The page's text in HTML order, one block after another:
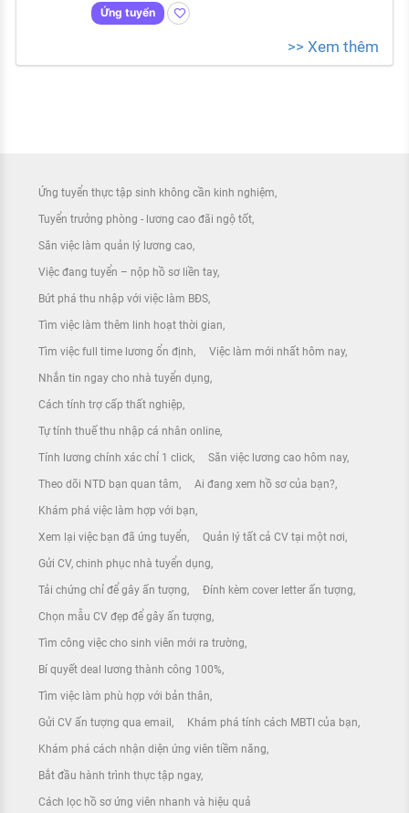
Ứng tuyển
>> Xem thêm
Ứng tuyển thực tập sinh không cần kinh nghiệm
Tuyển trưởng phòng - lương cao đãi ngộ tốt
Săn việc làm quản lý lương cao
Việc đang tuyển – nộp hồ sơ liền tay
Bứt phá thu nhập với việc làm BĐS
Tìm việc làm thêm linh hoạt thời gian
Tìm việc full time lương ổn định Việc làm mới nhất hôm nay
Nhắn tin ngay cho nhà tuyển dụng
Cách tính trợ cấp thất nghiệp
Tự tính thuế thu nhập cá nhân online
Tính lương chính xác chỉ 1 click Săn việc lương cao hôm nay
Theo dõi NTD bạn quan tâm Ai đang xem hồ sơ của bạn?
Khám phá việc làm hợp với bạn
Xem lại việc bạn đã ứng tuyển Quản lý tất cả CV tại một nơi
Gửi CV, chinh phục nhà tuyển dụng
Tải chứng chỉ để gây ấn tượng Đính kèm cover letter ấn tượng
Chọn mẫu CV đẹp để gây ấn tượng
Tìm công việc cho sinh viên mới ra trường
Bí quyết deal lương thành công 100%
Tìm việc làm phù hợp với bản thân
Gửi CV ấn tượng qua email Khám phá tính cách MBTI của bạn
Khám phá cách nhận diện ứng viên tiềm năng
Bắt đầu hành trình thực tập ngay
Cách lọc hồ sơ ứng viên nhanh và hiệu quả